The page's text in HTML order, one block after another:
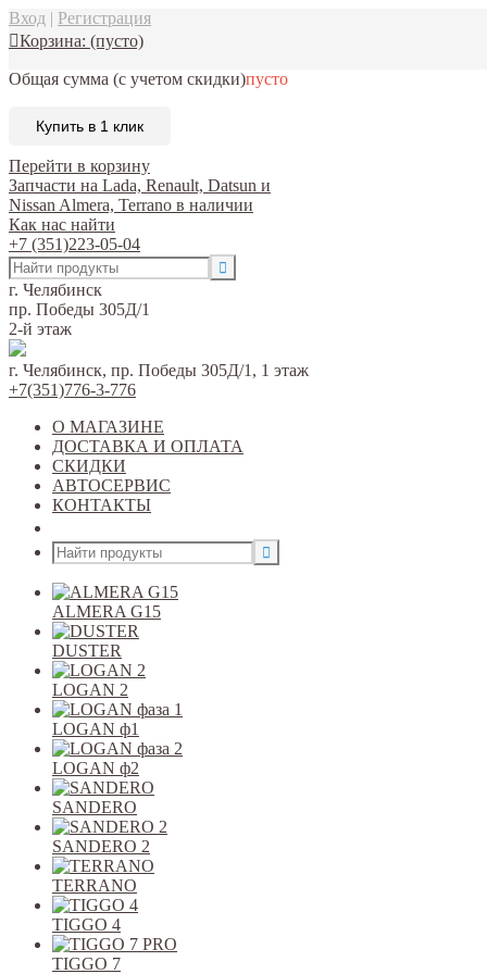
Вход | Регистрация
Корзина: (пусто)
Общая сумма (с учетом скидки)пусто
Купить в 1 клик
Перейти в корзину
Запчасти на Lada, Renault, Datsun и
Nissan Almera, Terrano в наличии
Как нас найти
+7 (351)223-05-04
г. Челябинск
пр. Победы 305Д/1
2-й этаж
г. Челябинск, пр. Победы 305Д/1, 1 этаж
+7(351)776-3-776
О МАГАЗИНЕ
ДОСТАВКА И ОПЛАТА
СКИДКИ
АВТОСЕРВИС
КОНТАКТЫ
ALMERA G15
DUSTER
LOGAN 2
LOGAN ф1
LOGAN ф2
SANDERO
SANDERO 2
TERRANO
TIGGO 4
TIGGO 7